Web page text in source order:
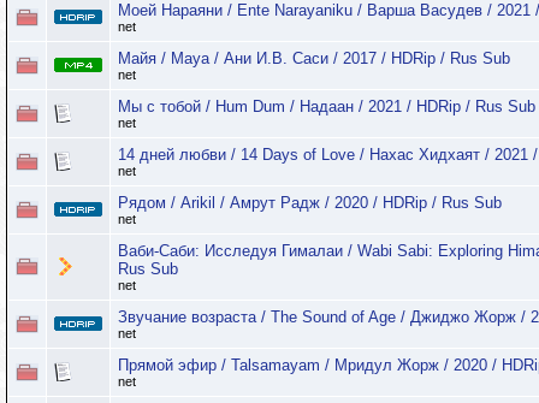
Моей Нараяни / Ente Narayaniku / Варша Васудев / 2021
net
Майя / Maya / Ани И.В. Саси / 2017 / HDRip / Rus Sub
net
Мы с тобой / Hum Dum / Надаан / 2021 / HDRip / Rus Sub
net
14 дней любви / 14 Days of Love / Нахас Хидхаят / 2021
net
Рядом / Arikil / Амрут Радж / 2020 / HDRip / Rus Sub
net
Ваби-Саби: Исследуя Гималаи / Wabi Sabi: Exploring
Rus Sub
net
Звучание возраста / The Sound of Age / Джиджо Жорж /
net
Прямой эфир / Talsamayam / Мридул Жорж / 2020 /
net